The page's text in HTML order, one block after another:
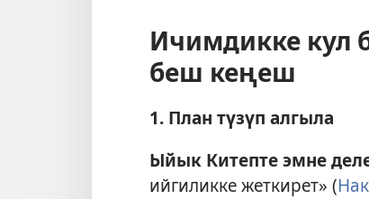
Ичимдикке кул
беш кеңеш
1. План түзүп алгыла
Ыйык Китепте эмне
ийгиликке жеткирет» (